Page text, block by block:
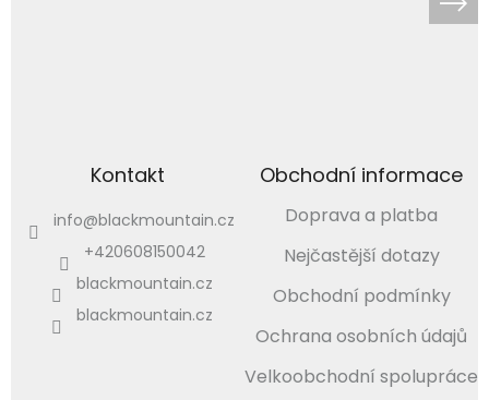
Kontakt
info@blackmountain.cz
+420608150042
blackmountain.cz
blackmountain.cz
Obchodní informace
Doprava a platba
Nejčastější dotazy
Obchodní podmínky
Ochrana osobních údajů
Velkoobchodní spolupráce